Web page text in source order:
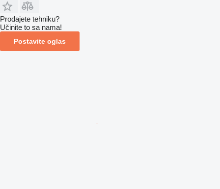
Prodajete tehniku?
Učinite to sa nama!
Postavite oglas